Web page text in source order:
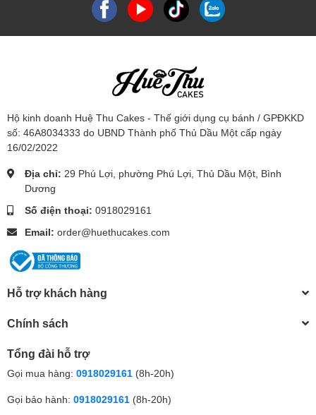
Hộ kinh doanh Huệ Thu Cakes - Thế giới dụng cụ bánh / GPĐKKD
số: 46A8034333 do UBND Thành phố Thủ Dầu Một cấp ngày
16/02/2022
Địa chỉ: 29 Phú Lợi, phường Phú Lợi, Thủ Dầu Một, Bình
Dương
Số điện thoại: 0918029161
Email: order@huethucakes.com
Hỗ trợ khách hàng
Chính sách
Tổng đài hỗ trợ
Gọi mua hàng: 0918029161 (8h-20h)
Gọi bảo hành: 0918029161 (8h-20h)